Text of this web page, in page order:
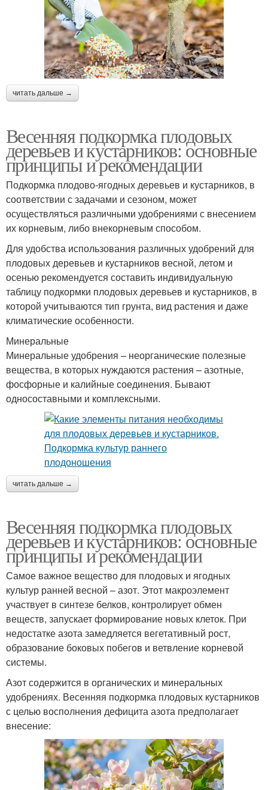
читать дальше →
Весенняя подкормка плодовых
деревьев и кустарников: основные
принципы и рекомендации
Подкормка плодово-ягодных деревьев и кустарников, в
соответствии с задачами и сезоном, может
осуществляться различными удобрениями с внесением
их корневым, либо внекорневым способом.
Для удобства использования различных удобрений для
плодовых деревьев и кустарников весной, летом и
осенью рекомендуется составить индивидуальную
таблицу подкормки плодовых деревьев и кустарников, в
которой учитываются тип грунта, вид растения и даже
климатические особенности.
Минеральные
Минеральные удобрения – неорганические полезные
вещества, в которых нуждаются растения – азотные,
фосфорные и калийные соединения. Бывают
односоставными и комплексными.
читать дальше →
Весенняя подкормка плодовых
деревьев и кустарников: основные
принципы и рекомендации
Самое важное вещество для плодовых и ягодных
культур ранней весной – азот. Этот макроэлемент
участвует в синтезе белков, контролирует обмен
веществ, запускает формирование новых клеток. При
недостатке азота замедляется вегетативный рост,
образование боковых побегов и ветвление корневой
системы.
Азот содержится в органических и минеральных
удобрениях. Весенняя подкормка плодовых кустарников
с целью восполнения дефицита азота предполагает
внесение: